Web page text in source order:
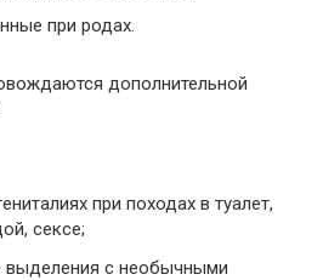
при родах.
дополнительной
при походах в туалет,
сексе;
выделения с необычными